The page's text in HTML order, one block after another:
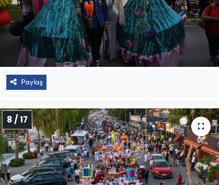
Paylaş
8 / 17